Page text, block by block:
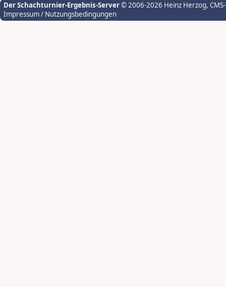
Der Schachturnier-Ergebnis-Server© 2006-2026 Heinz Herzog,
Impressum / Nutzungsbedingungen